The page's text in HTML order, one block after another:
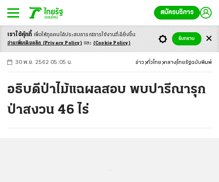
สมัครบริการ
-ก ก ก+
30 พ.ย. 2562 05:05 น. ข่าว ทั่วไทย กลาง ไทยรัฐฉบับพิมพ์
อธิบดีป่าไม้แฉผลสอบ พบปารีณารุก
ป่าสงวน 46 ไร่
เราใช้คุ้กกี้ เพื่อให้ทุกคนได้ประสบการณ์การใช้งานที่ดียิ่งขึ้น
อ่านเพิ่มเติมคลิก (Privacy Policy) และ (Cookie Policy)
รับทราบ